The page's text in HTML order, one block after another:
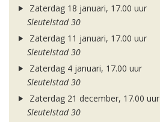
Zaterdag 18 januari, 17.00 uur
Sleutelstad 30
Zaterdag 11 januari, 17.00 uur
Sleutelstad 30
Zaterdag 4 januari, 17.00 uur
Sleutelstad 30
Zaterdag 21 december, 17.00 uur
Sleutelstad 30